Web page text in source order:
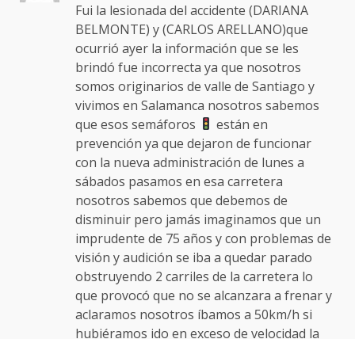
Fui la lesionada del accidente (DARIANA
BELMONTE) y (CARLOS ARELLANO)que
ocurrió ayer la información que se les
brindó fue incorrecta ya que nosotros
somos originarios de valle de Santiago y
vivimos en Salamanca nosotros sabemos
que esos semáforos
están en
prevención ya que dejaron de funcionar
con la nueva administración de lunes a
sábados pasamos en esa carretera
nosotros sabemos que debemos de
disminuir pero jamás imaginamos que un
imprudente de 75 años y con problemas de
visión y audición se iba a quedar parado
obstruyendo 2 carriles de la carretera lo
que provocó que no se alcanzara a frenar y
aclaramos nosotros íbamos a 50km/h si
hubiéramos ido en exceso de velocidad la